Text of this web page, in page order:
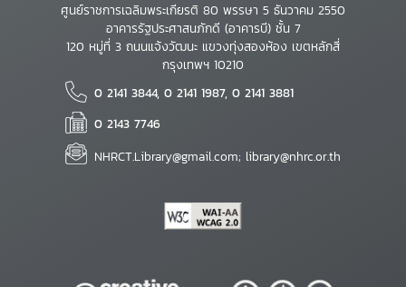
ศูนย์ราชการเฉลิมพระเกียรติ 80 พรรษา 5 ธันวาคม 2550
อาคารรัฐประศาสนภักดี (อาคารบี) ชั้น 7
120 หมู่ที่ 3 ถนนแจ้งวัฒนะ แขวงทุ่งสองห้อง เขตหลักสี่
กรุงเทพฯ 10210
0 2141 3844, 0 2141 1987, 0 2141 3881
0 2143 7746
NHRCT.Library@gmail.com; library@nhrc.or.th